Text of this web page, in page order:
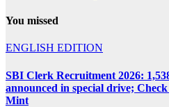
You missed
ENGLISH EDITION
SBI Clerk Recruitment 2026:
announced in special drive;
Mint